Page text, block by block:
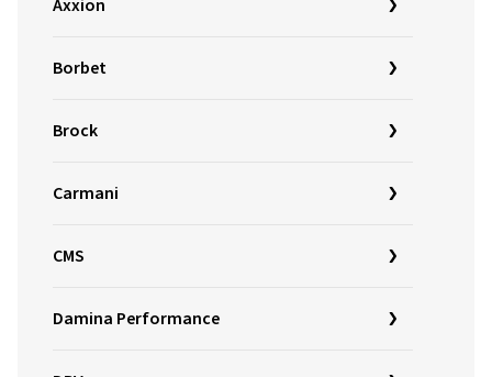
Axxion
Borbet
Brock
Carmani
CMS
Damina Performance